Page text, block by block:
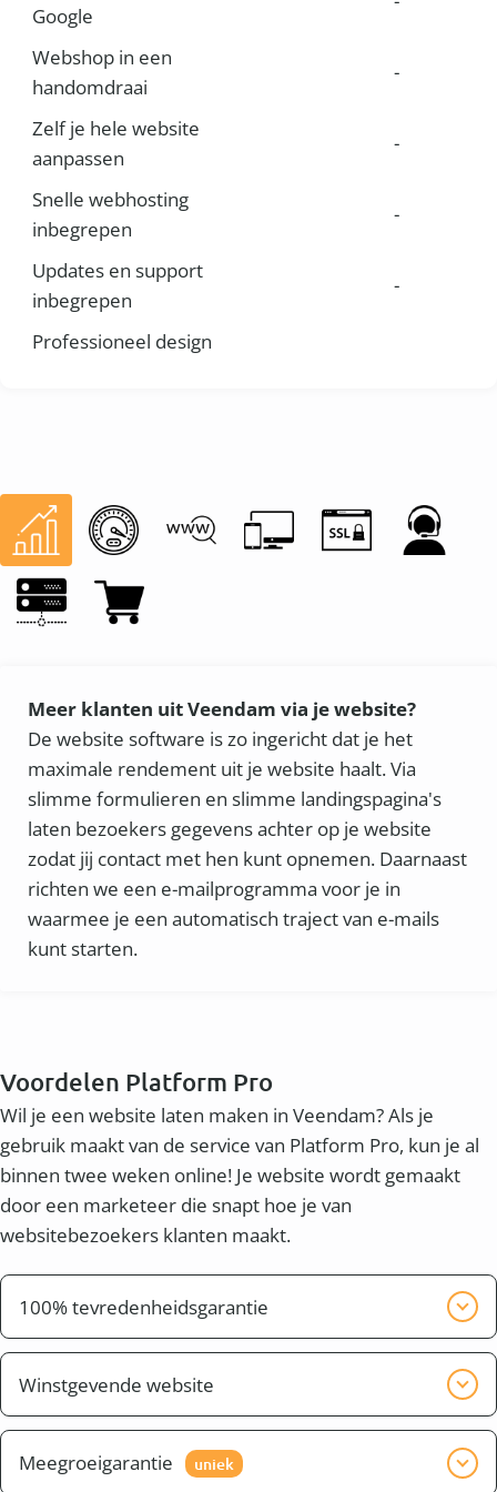
Google
Webshop in een
handomdraai
-
Zelf je hele website
aanpassen
-
Snelle webhosting
inbegrepen
-
Updates en support
inbegrepen
-
Professioneel design
Meer klanten uit Veendam via je website?
De website software is zo ingericht dat je het
maximale rendement uit je website haalt. Via
slimme formulieren en slimme landingspagina's
laten bezoekers gegevens achter op je website
zodat jij contact met hen kunt opnemen. Daarnaast
richten we een e-mailprogramma voor je in
waarmee je een automatisch traject van e-mails
kunt starten.
Voordelen Platform Pro
Wil je een website laten maken in Veendam? Als je
gebruik maakt van de service van Platform Pro, kun je al
binnen twee weken online! Je website wordt gemaakt
door een marketeer die snapt hoe je van
websitebezoekers klanten maakt.
100% tevredenheidsgarantie
Wij willen graag dat je tevreden bent met het
eindresultaat. Wij zorgen er voor dat de website pas
klaar is, wanneer jij tevreden bent.
Winstgevende website
Naast een mooie website wil je waarschijnlijk ook
een winstgevende website. Dit heet conversie. Je wilt
Meegroeigarantie uniek